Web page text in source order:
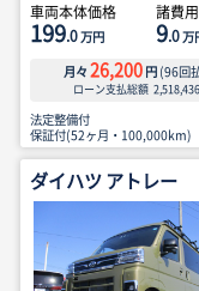
車両本体価格
199.0万円
諸費用
9.0万
月々 26,200 円 (96回
ローン支払総額 2,518,436
法定整備付
保証付(52ヶ月・100,000km)
ダイハツ アトレー